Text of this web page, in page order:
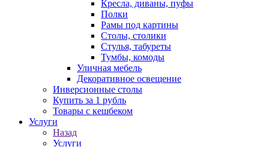
Кресла, диваны, пуфы
Полки
Рамы под картины
Столы, столики
Стулья, табуреты
Тумбы, комоды
Уличная мебель
Декоративное освещение
Инверсионные столы
Купить за 1 рубль
Товары с кешбеком
Услуги
Назад
Услуги